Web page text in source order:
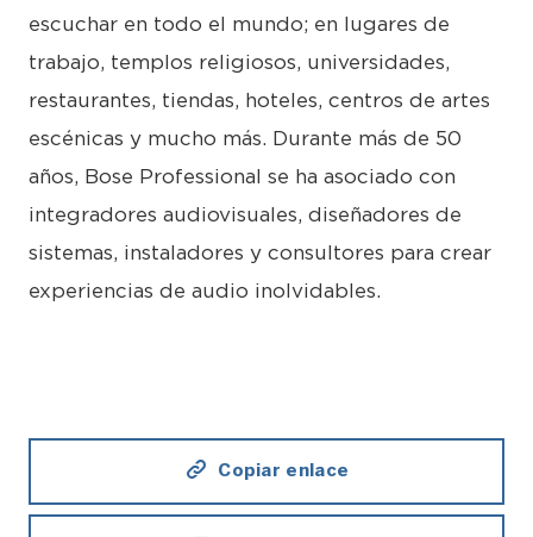
escuchar en todo el mundo; en lugares de
trabajo, templos religiosos, universidades,
restaurantes, tiendas, hoteles, centros de artes
escénicas y mucho más. Durante más de 50
años, Bose Professional se ha asociado con
integradores audiovisuales, diseñadores de
sistemas, instaladores y consultores para crear
experiencias de audio inolvidables.
Copiar enlace